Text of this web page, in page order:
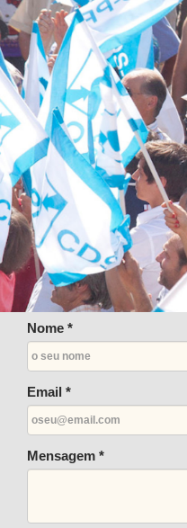
Nome *
Email *
Mensagem *